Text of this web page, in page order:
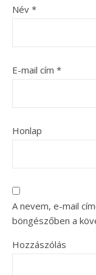
Név *
E-mail cím *
Honlap
A nevem, e-mail
böngészőben a
Hozzászólás